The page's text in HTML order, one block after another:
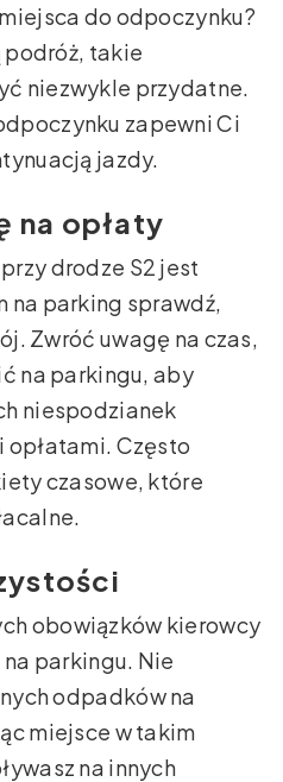
do odpoczynku?
podróż, takie
niezwykle przydatne.
zapewni Ci
jazdy.
na opłaty
drodze S2 jest
na parking sprawdź,
Zwróć uwagę na czas,
na parkingu, aby
niespodzianek
opłatami. Często
czasowe, które
obowiązków kierowcy
parkingu. Nie
odpadków na
miejsce w takim
na innych